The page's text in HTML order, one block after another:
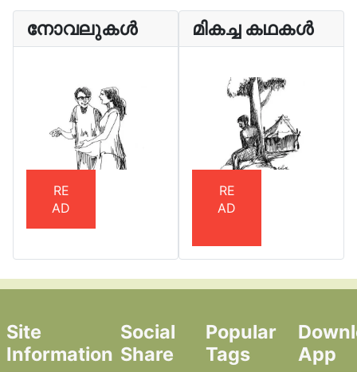
നോവലുകൾ
RE
AD
മികച്ച കഥകൾ
RE
AD
Site
Information
Social
Share
Popular
Tags
App